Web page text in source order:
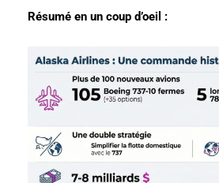
Résumé en un coup d’oeil :